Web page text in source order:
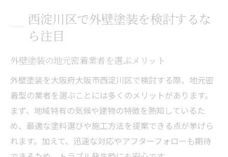
西淀川区で外壁塗装を検討するな
ら注目
外壁塗装の地元密着業者を選ぶメリット
外壁塗装を大阪府大阪市西淀川区で検討する際、地元密
着型の業者を選ぶことには多くのメリットがあります。
まず、地域特有の気候や建物の特徴を熟知しているた
め、最適な塗料選びや施工方法を提案できる点が挙げら
れます。加えて、迅速な対応やアフターフォローも期待